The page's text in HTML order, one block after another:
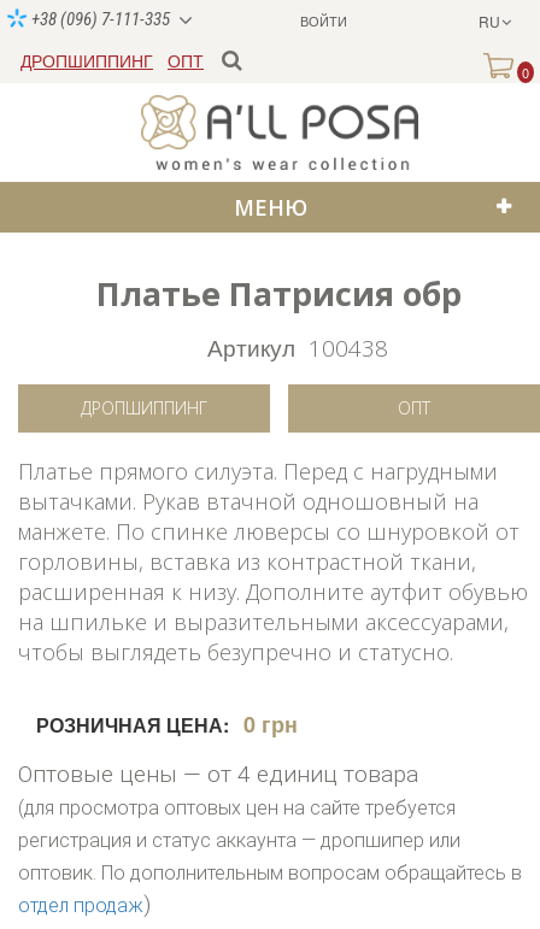
ВОЙТИ RU
+38 (096) 7-111-335
ДРОПШИППИНГ ОПТ
0
МЕНЮ
Платье Патрисия обр
Артикул 100438
ДРОПШИППИНГ ОПТ
Платье прямого силуэта. Перед с нагрудными
вытачками. Рукав втачной одношовный на
манжете. По спинке люверсы со шнуровкой от
горловины, вставка из контрастной ткани,
расширенная к низу. Дополните аутфит обувью
на шпильке и выразительными аксессуарами,
чтобы выглядеть безупречно и статусно.
РОЗНИЧНАЯ ЦЕНА: 0 грн
Оптовые цены — от 4 единиц товара
(для просмотра оптовых цен на сайте требуется
регистрация и статус аккаунта — дропшипер или
оптовик. По дополнительным вопросам обращайтесь в
отдел продаж)